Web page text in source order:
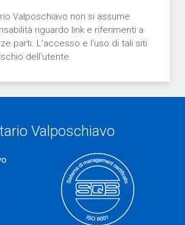
Valposchiavo non si assume
riguardo link e riferimenti a
parti. L'accesso e l'uso di tali siti
dell'utente.
Valposchiavo